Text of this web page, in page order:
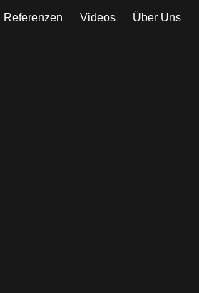
Referenzen Videos Über Uns